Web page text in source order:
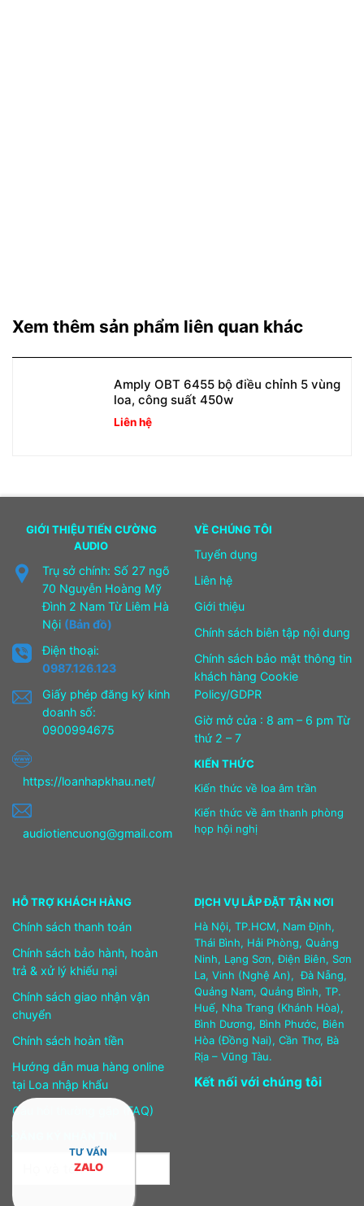
Xem thêm sản phẩm liên quan khác
Amply OBT 6455 bộ điều chỉnh 5 vùng
loa, công suất 450w
Liên hệ
GIỚI THIỆU TIẾN CƯỜNG
AUDIO
Trụ sở chính: Số 27 ngõ
70 Nguyễn Hoàng Mỹ
Đình 2 Nam Từ Liêm Hà
Nội (Bản đồ)
Điện thoại:
0987.126.123
Giấy phép đăng ký kinh
doanh số:
0900994675
https://loanhapkhau.net/
audiotiencuong@gmail.com
VỀ CHÚNG TÔI
Tuyển dụng
Liên hệ
Giới thiệu
Chính sách biên tập nội dung
Chính sách bảo mật thông tin
khách hàng Cookie
Policy/GDPR
Giờ mở cửa : 8 am – 6 pm Từ
thứ 2 – 7
KIẾN THỨC
Kiến thức về loa âm trần
Kiến thức về âm thanh phòng
họp hội nghị
HỖ TRỢ KHÁCH HÀNG
Chính sách thanh toán
Chính sách bảo hành, hoàn
trả & xử lý khiếu nại
Chính sách giao nhận vận
chuyển
Chính sách hoàn tiền
Hướng dẫn mua hàng online
tại Loa nhập khẩu
Câu hỏi thường gặp (FAQ)
DỊCH VỤ LẮP ĐẶT TẬN NƠI
Hà Nội, TP.HCM, Nam Định,
Thái Bình, Hải Phòng, Quảng
Ninh, Lạng Sơn, Điện Biên, Sơn
La, Vinh (Nghệ An), Đà Nẵng,
Quảng Nam, Quảng Bình, TP.
Huế, Nha Trang (Khánh Hòa),
Bình Dương, Bình Phước, Biên
Hòa (Đồng Nai), Cần Thơ, Bà
Rịa – Vũng Tàu.
Kết nối với chúng tôi
TƯ VẤN
ZALO